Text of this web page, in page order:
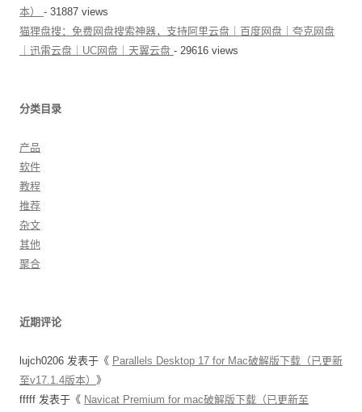
本） - 31887 views
猫狸盘搜：免费网盘搜索神器，支持阿里云盘｜百度网盘｜夸克网盘
｜迅雷云盘｜UC网盘｜天翼云盘 - 29616 views
分类目录
产品
软件
教程
推荐
杂文
其他
聚合
近期评论
lujch0206 发表于《 Parallels Desktop 17 for Mac破解版下载（已更新
至v17.1.4版本） 》
fffff 发表于《 Navicat Premium for mac破解版下载（已更新至